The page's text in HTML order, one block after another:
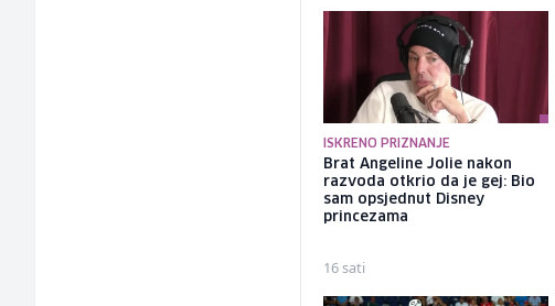
ISKRENO PRIZNANJE
Brat Angeline Jolie nakon
razvoda otkrio da je gej: Bio
sam opsjednut Disney
princezama
16 sati